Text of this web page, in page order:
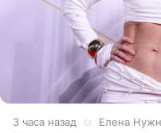
3 часа назад Елена